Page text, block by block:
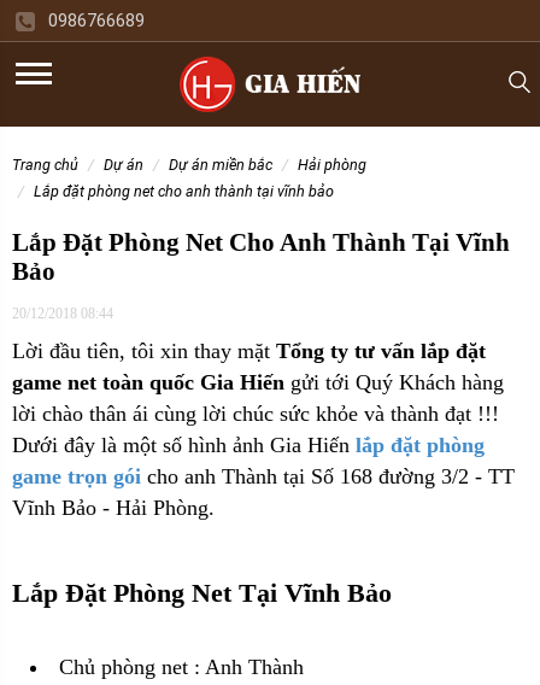
0986766689
trang chủ dự án dự án miền bắc
hải phòng
lắp đặt phòng net cho anh thành tại vĩnh bảo
Lắp Đặt Phòng Net Cho Anh Thành Tại Vĩnh
Bảo
20/12/2018 08:44
Lời đầu tiên, tôi xin thay mặt Tổng ty tư vấn lắp đặt
game net toàn quốc Gia Hiến gửi tới Quý Khách hàng
lời chào thân ái cùng lời chúc sức khỏe và thành đạt !!!
Dưới đây là một số hình ảnh Gia Hiến lắp đặt phòng
game trọn gói cho anh Thành tại Số 168 đường 3/2 - TT
Vĩnh Bảo - Hải Phòng.
Lắp Đặt Phòng Net Tại Vĩnh Bảo
Chủ phòng net : Anh Thành